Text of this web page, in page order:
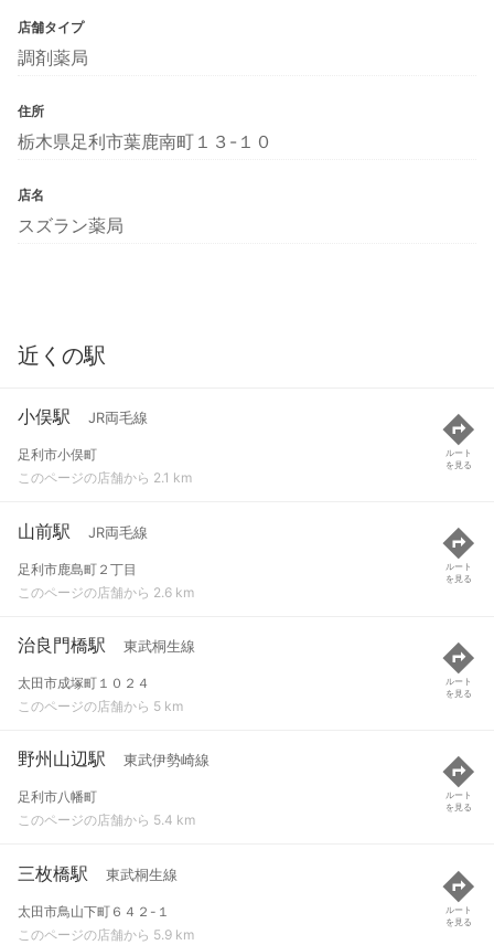
店舗タイプ
調剤薬局
住所
栃木県足利市葉鹿南町１３-１０
店名
スズラン薬局
近くの駅
小俣駅 JR両毛線
足利市小俣町
このページの店舗から 2.1 km
ルート
を見る
山前駅 JR両毛線
足利市鹿島町２丁目
このページの店舗から 2.6 km
ルート
を見る
治良門橋駅 東武桐生線
太田市成塚町１０２４
このページの店舗から 5 km
ルート
を見る
野州山辺駅 東武伊勢崎線
足利市八幡町
このページの店舗から 5.4 km
ルート
を見る
三枚橋駅 東武桐生線
太田市鳥山下町６４２-１
このページの店舗から 5.9 km
ルート
を見る